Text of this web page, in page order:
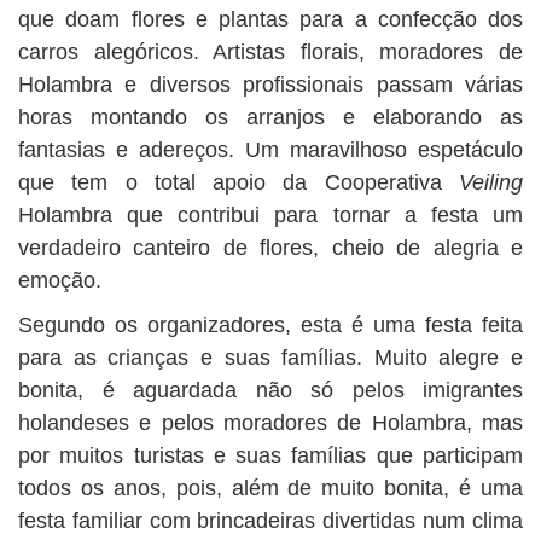
que doam flores e plantas para a confecção dos
carros alegóricos. Artistas florais, moradores de
Holambra e diversos profissionais passam várias
horas montando os arranjos e elaborando as
fantasias e adereços. Um maravilhoso espetáculo
que tem o total apoio da Cooperativa Veiling
Holambra que contribui para tornar a festa um
verdadeiro canteiro de flores, cheio de alegria e
emoção.
Segundo os organizadores, esta é uma festa feita
para as crianças e suas famílias. Muito alegre e
bonita, é aguardada não só pelos imigrantes
holandeses e pelos moradores de Holambra, mas
por muitos turistas e suas famílias que participam
todos os anos, pois, além de muito bonita, é uma
festa familiar com brincadeiras divertidas num clima